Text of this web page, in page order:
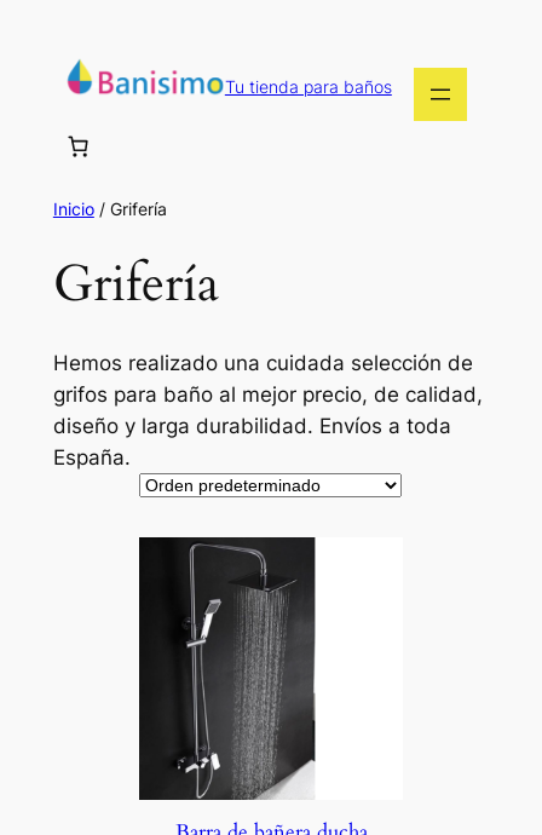
Tu tienda para baños
Inicio/ Grifería
Grifería
Hemos realizado una cuidada selección de
grifos para baño al mejor precio, de calidad,
diseño y larga durabilidad. Envíos a toda
España.